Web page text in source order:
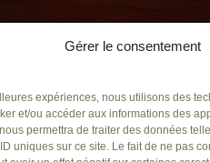
Gérer le consentement
expériences, nous utilisons des
et/ou accéder aux informations des
permettra de traiter des données
uniques sur ce site. Le fait de ne pas